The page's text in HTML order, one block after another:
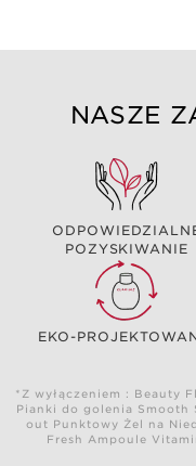
NASZE
POZYSKIWANIE
EKO-
*Z wyłączeniem : Beauty
Pianki do golenia Smooth
out Punktowy Żel na
Fresh Ampoule